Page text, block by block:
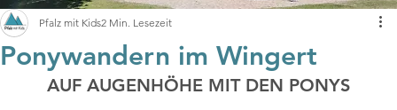
Ponywandern im Wingert
Pfalz mit Kids2 Min. Lesezeit
AUF AUGENHÖHE MIT DEN PONYS